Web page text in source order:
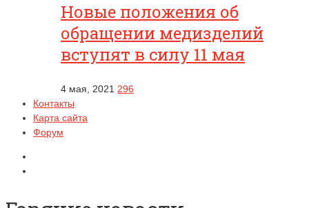
Новые положения об
обращении медизделий
вступят в силу 11 мая
4 мая, 2021 296
Контакты
Карта сайта
Форум